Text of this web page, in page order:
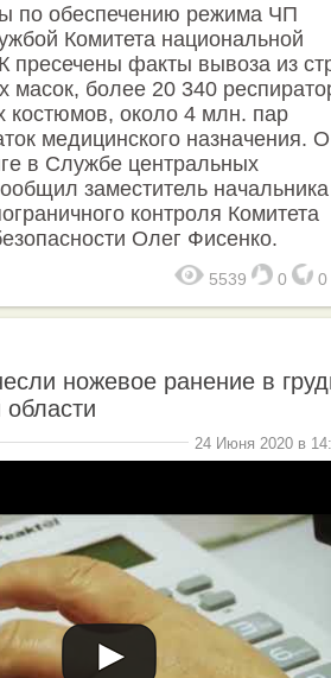
по обеспечению режима ЧП
Комитета национальной
пресечены факты вывоза из
масок, более 20 340
костюмов, около 4 млн. пар
медицинского назначения.
в Службе центральных
заместитель начальника
контроля Комитета
Олег Фисенко.
5539 0 0
ножевое ранение в
области
24 Июня 2020 в